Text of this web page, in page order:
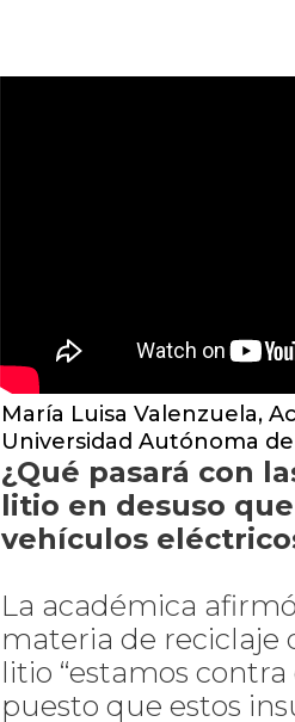
María Luisa Valenzuela,
Universidad Autónoma
¿Qué pasará con
litio en desuso
vehículos
La académica
materia de reciclaje
litio “estamos contra
puesto que estos